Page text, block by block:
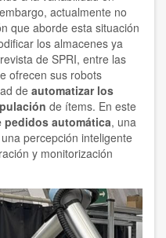
actualmente no
que aborde esta situación
los almacenes ya
de SPRI, entre las
ofrecen sus robots
deautomatizar los
de ítems. En este
pedidos automática, una
percepción inteligente
y monitorización